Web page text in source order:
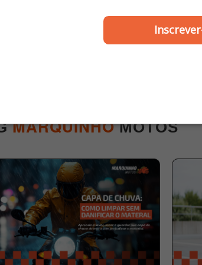
ZOUIL
Punho de Partida Cb
até 1985 / Cb 450
MARQUINHOMOTOS